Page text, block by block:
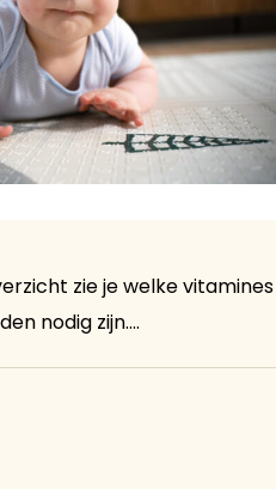
zie je welke vitamines
nodig zijn....